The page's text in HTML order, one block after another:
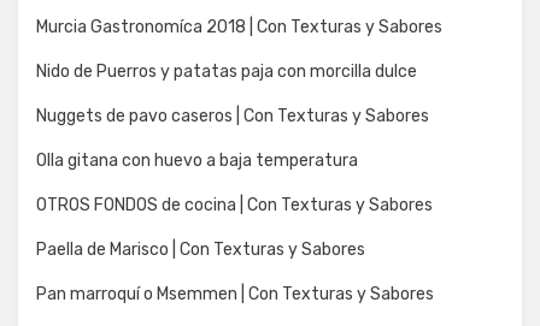
Murcia Gastronomíca 2018 | Con Texturas y Sabores
Nido de Puerros y patatas paja con morcilla dulce
Nuggets de pavo caseros | Con Texturas y Sabores
Olla gitana con huevo a baja temperatura
OTROS FONDOS de cocina | Con Texturas y Sabores
Paella de Marisco | Con Texturas y Sabores
Pan marroquí o Msemmen | Con Texturas y Sabores